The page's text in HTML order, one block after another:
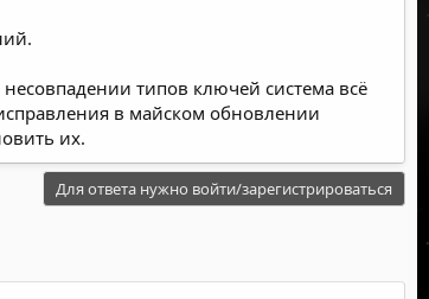
типов ключей система всё
в майском обновлении
их.
Для ответа нужно войти/зарегистрироваться